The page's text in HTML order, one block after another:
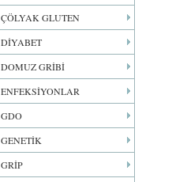
ÇÖLYAK GLUTEN
DİYABET
DOMUZ GRİBİ
ENFEKSİYONLAR
GDO
GENETİK
GRİP